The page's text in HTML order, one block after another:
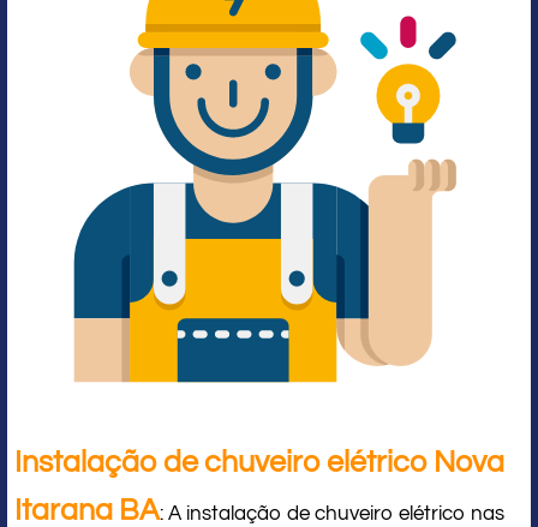
Instalação de chuveiro elétrico Nova
Itarana BA: A instalação de chuveiro elétrico nas